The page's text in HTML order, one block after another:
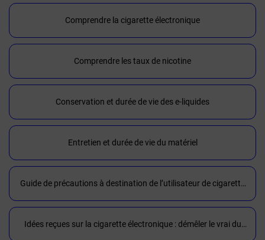
Comprendre la cigarette électronique
Comprendre les taux de nicotine
Conservation et durée de vie des e-liquides
Entretien et durée de vie du matériel
Guide de précautions à destination de l’utilisateur de cigarette
électronique
Idées reçues sur la cigarette électronique : démêler le vrai du